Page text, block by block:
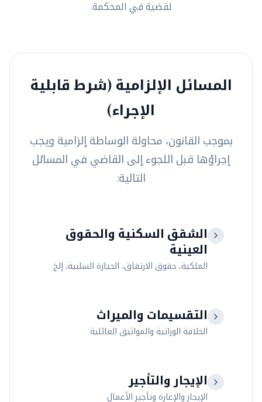
لقضية في المحكمة.
المسائل الإلزامية (شرط قابلية
الإجراء)
بموجب القانون، محاولة الوساطة إلزامية ويجب
إجراؤها قبل اللجوء إلى القاضي في المسائل
التالية:
الشقق السكنية والحقوق
العينية
الملكية، حقوق الارتفاق، الحيازة السلبية، إلخ.
التقسيمات والميراث
الخلافة الوراثية والمواثيق العائلية
الإيجار والتأجير
الإيجار والإعارة وتأجير الأعمال